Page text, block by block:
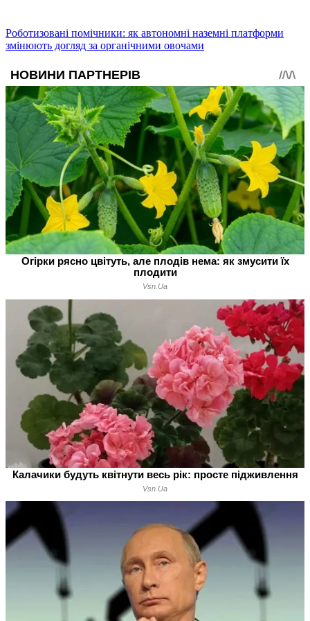
Роботизовані помічники: як автономні наземні платформи
змінюють догляд за органічними овочами